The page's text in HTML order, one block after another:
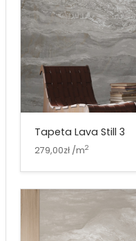
Tapeta Lava Still 3
279,00zł /m2